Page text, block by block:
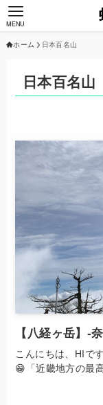
MENU
ホーム 日本百名山
日本百名山
【八経ヶ岳】-
こんにちは、HIで
😁「近畿地方の最